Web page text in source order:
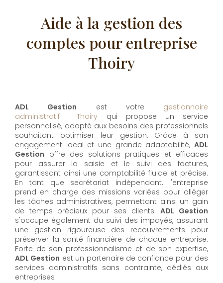
Aide à la gestion des
comptes pour entreprise
Thoiry
ADL Gestion est votre gestionnaire
administratif Thoiry qui propose un service
personnalisé, adapté aux besoins des professionnels
souhaitant optimiser leur gestion. Grâce à son
engagement local et une grande adaptabilité, ADL
Gestion offre des solutions pratiques et efficaces
pour assurer la saisie et le suivi des factures,
garantissant ainsi une comptabilité fluide et précise.
En tant que secrétariat indépendant, l'entreprise
prend en charge des missions variées pour alléger
les tâches administratives, permettant ainsi un gain
de temps précieux pour ses clients.ADL Gestion
s'occupe également du suivi des impayés, assurant
une gestion rigoureuse des recouvrements pour
préserver la santé financière de chaque entreprise.
Forte de son professionnalisme et de son expertise,
ADL Gestion est un partenaire de confiance pour des
services administratifs sans contrainte, dédiés aux
entreprises